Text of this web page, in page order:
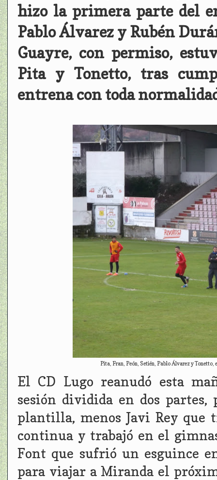
hizo la primera parte del
Pablo Álvarez y Rubén
Guayre, con permiso,
Pita y Tonetto, tras
entrena con toda
Pita, Fran, Peón, Setién, Pablo Álvarez y Tonetto,
El CD Lugo reanudó esta
sesión dividida en dos
plantilla, menos Javi Rey que
continua y trabajó en el
Font que sufrió un esguince
para viajar a Miranda el